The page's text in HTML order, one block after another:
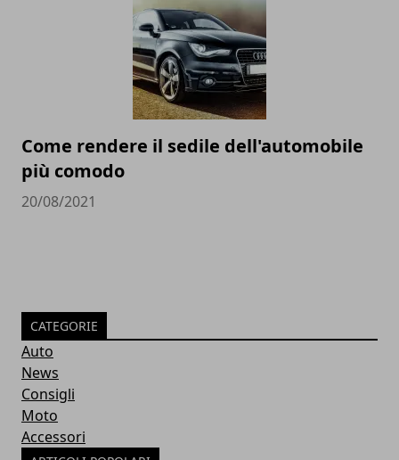
Come rendere il sedile dell'automobile
più comodo
20/08/2021
CATEGORIE
Auto
News
Consigli
Moto
Accessori